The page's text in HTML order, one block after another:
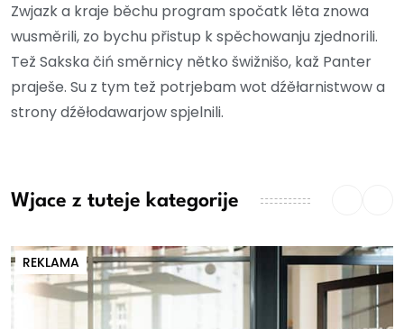
Zwjazk a kraje běchu program spočatk lěta znowa
wusměrili, zo bychu přistup k spěchowanju zjednorili.
Tež Sakska čiń směrnicy nětko šwižnišo, kaž Panter
praješe. Su z tym tež potrjebam wot dźěłarnistwow a
strony dźěłodawarjow spjelnili.
Wjace z tuteje kategorije
REKLAMA